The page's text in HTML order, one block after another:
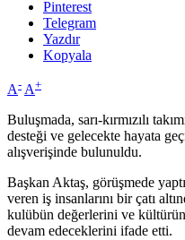
Pinterest
Telegram
Yazdır
Kopyala
A- A+
Buluşmada, sarı-kırmızılı
desteği ve gelecekte hayata
alışverişinde bulunuldu.
Başkan Aktaş, görüşmede
veren iş insanlarını bir çatı
kulübün değerlerini ve
devam edeceklerini ifade etti.